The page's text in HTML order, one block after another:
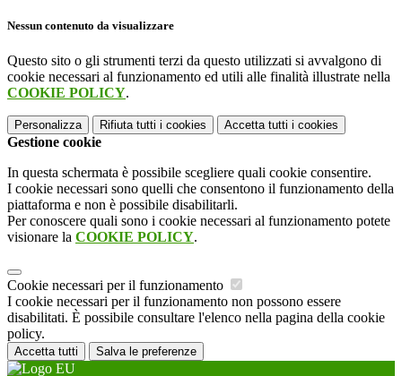
Nessun contenuto da visualizzare
Questo sito o gli strumenti terzi da questo utilizzati si avvalgono di
cookie necessari al funzionamento ed utili alle finalità illustrate nella
COOKIE POLICY.
Personalizza Rifiuta tutti i cookies Accetta tutti i cookies
Gestione cookie
In questa schermata è possibile scegliere quali cookie consentire.
I cookie necessari sono quelli che consentono il funzionamento della
piattaforma e non è possibile disabilitarli.
Per conoscere quali sono i cookie necessari al funzionamento potete
visionare la COOKIE POLICY.
Cookie necessari per il funzionamento
I cookie necessari per il funzionamento non possono essere
disabilitati. È possibile consultare l'elenco nella pagina della cookie
policy.
Accetta tutti Salva le preferenze